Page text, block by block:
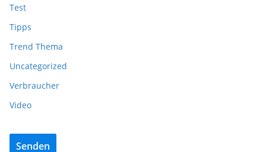
Test
Tipps
Trend Thema
Uncategorized
Verbraucher
Video
Senden